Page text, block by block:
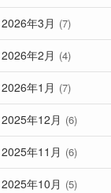
2026年3月 (7)
2026年2月 (4)
2026年1月 (7)
2025年12月 (6)
2025年11月 (6)
2025年10月 (5)